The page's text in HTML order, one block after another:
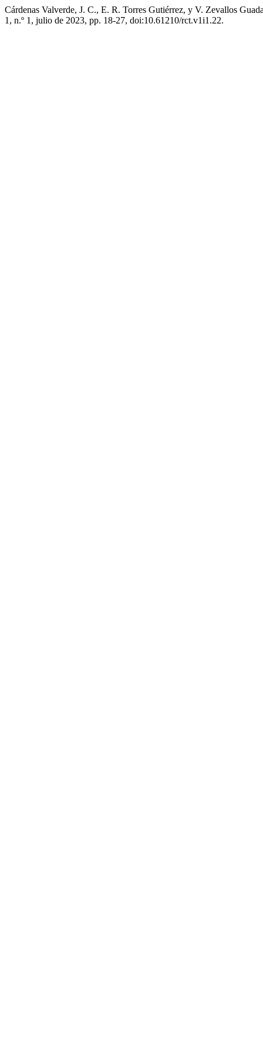
Cárdenas Valverde, J. C., E. R. Torres Gutiérrez, y V. Zevallos
1, n.º 1, julio de 2023, pp. 18-27, doi:10.61210/rct.v1i1.22.